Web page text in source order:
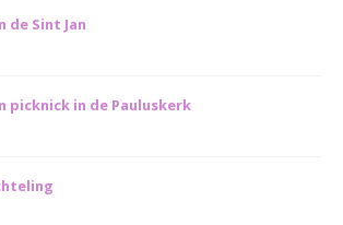
de Sint Jan
picknick in de Pauluskerk